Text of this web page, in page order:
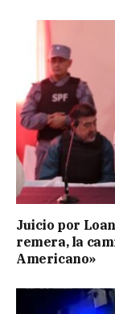
Juicio por
remera, la
Americano»